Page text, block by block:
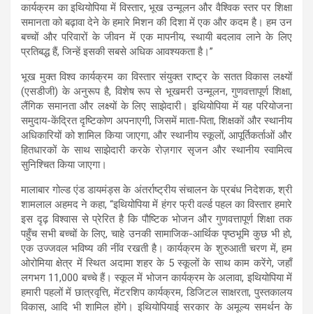
कार्यक्रम का इथियोपिया में विस्तार, भूख उन्मूलन और वैश्विक स्तर पर शिक्षा
समानता को बढ़ावा देने के हमारे मिशन की दिशा में एक और कदम है। हम उन
बच्चों और परिवारों के जीवन में एक मापनीय, स्थायी बदलाव लाने के लिए
प्रतिबद्ध हैं, जिन्हें इसकी सबसे अधिक आवश्यकता है।”
भूख मुक्त विश्व कार्यक्रम का विस्तार संयुक्त राष्ट्र के सतत विकास लक्ष्यों
(एसडीजी) के अनुरूप है, विशेष रूप से भूखमरी उन्मूलन, गुणवत्तापूर्ण शिक्षा,
लैंगिक समानता और लक्ष्यों के लिए साझेदारी। इथियोपिया में यह परियोजना
समुदाय-केंद्रित दृष्टिकोण अपनाएगी, जिसमें माता-पिता, शिक्षकों और स्थानीय
अधिकारियों को शामिल किया जाएगा, और स्थानीय स्कूलों, आपूर्तिकर्ताओं और
हितधारकों के साथ साझेदारी करके रोज़गार सृजन और स्थानीय स्वामित्व
सुनिश्चित किया जाएगा।
मालाबार गोल्ड एंड डायमंड्स के अंतर्राष्ट्रीय संचालन के प्रबंध निदेशक, श्री
शामलाल अहमद ने कहा, “इथियोपिया में हंगर फ्री वर्ल्ड पहल का विस्तार हमारे
इस दृढ़ विश्वास से प्रेरित है कि पौष्टिक भोजन और गुणवत्तापूर्ण शिक्षा तक
पहुँच सभी बच्चों के लिए, चाहे उनकी सामाजिक-आर्थिक पृष्ठभूमि कुछ भी हो,
एक उज्जवल भविष्य की नींव रखती है। कार्यक्रम के शुरुआती चरण में, हम
ओरोमिया क्षेत्र में स्थित अदामा शहर के 5 स्कूलों के साथ काम करेंगे, जहाँ
लगभग 11,000 बच्चे हैं। स्कूल में भोजन कार्यक्रम के अलावा, इथियोपिया में
हमारी पहलों में छात्रवृत्ति, मेंटरशिप कार्यक्रम, डिजिटल साक्षरता, पुस्तकालय
विकास, आदि भी शामिल होंगे। इथियोपियाई सरकार के अमूल्य समर्थन के